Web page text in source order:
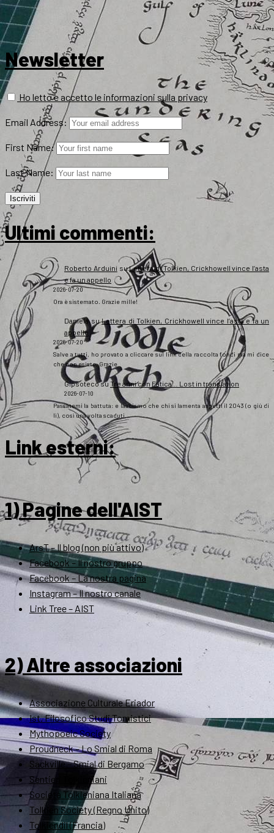
Newsletter
Ho letto e accetto le informazioni sulla privacy
Email Address:
First Name:
Last Name:
Ultimi commenti:
Roberto Arduini suLettera di Tolkien, Crickhowell vince l’asta
e fa un appello
2026-07-20
Ora è sistemato. Grazie mille!
DanielasuLettera di Tolkien, Crickhowell vince l’asta e fa un
appello
2026-07-20
Salve a tutti, ho provato a cliccare sul link della raccolta fondi ma mi dice
che non esiste. Grazie
GipsotecosuTre anni con Fatica… Lost in translation
2026-07-10
Passatemi la battuta: e lasciamo che chi si lamenta aspetti il 2043 (o giù di
lì), così una volta scaduti…
Link esterni:
1) Pagine dell'AIST
ArsT – Il blog (non più attivo)
Facebook – Il nostro gruppo
Facebook – La nostra pagina
Instagram – Il nostro canale
Link Tree – AIST
2) Altre associazioni
Associazione Culturale Eriador
Ist. Filosofico Studi Tomistici
Mythopoeic Society
Proudneck – Lo Smial di Roma
Sackville – Smial di Bergamo
Sentieri Tolkieniani
Società Tolkieniana Italiana
Tolkien Society (Regno Unito)
Tolkiendil (Francia)